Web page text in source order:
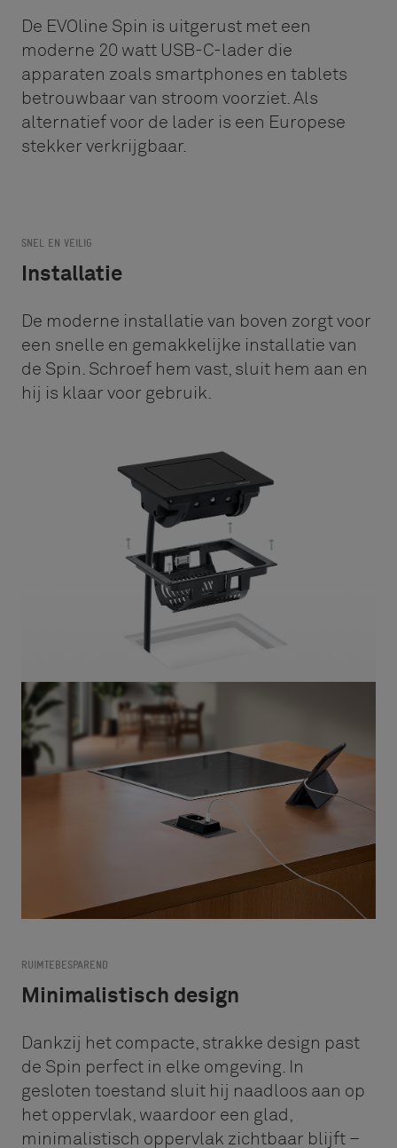
De EVOline Spin is uitgerust met een
moderne 20 watt USB-C-lader die
apparaten zoals smartphones en tablets
betrouwbaar van stroom voorziet. Als
alternatief voor de lader is een Europese
stekker verkrijgbaar.
SNEL EN VEILIG
Installatie
De moderne installatie van boven zorgt voor
een snelle en gemakkelijke installatie van
de Spin. Schroef hem vast, sluit hem aan en
hij is klaar voor gebruik.
RUIMTEBESPAREND
Minimalistisch design
Dankzij het compacte, strakke design past
de Spin perfect in elke omgeving. In
gesloten toestand sluit hij naadloos aan op
het oppervlak, waardoor een glad,
minimalistisch oppervlak zichtbaar blijft –